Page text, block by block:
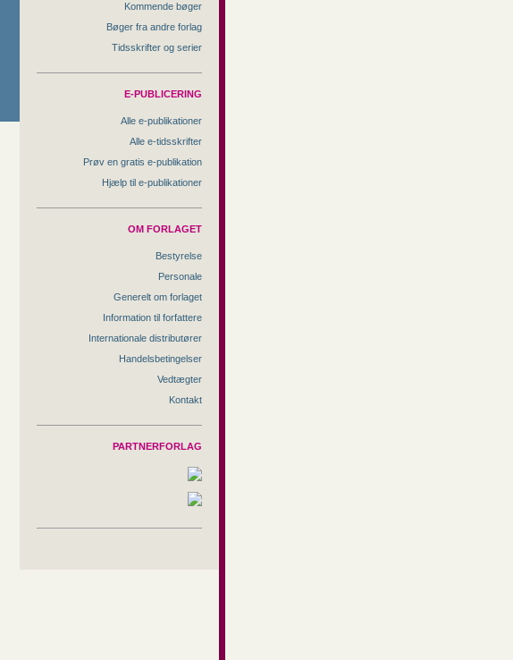
Kommende bøger
Bøger fra andre forlag
Tidsskrifter og serier
E-PUBLICERING
Alle e-publikationer
Alle e-tidsskrifter
Prøv en gratis e-publikation
Hjælp til e-publikationer
OM FORLAGET
Bestyrelse
Personale
Generelt om forlaget
Information til forfattere
Internationale distributører
Handelsbetingelser
Vedtægter
Kontakt
PARTNERFORLAG